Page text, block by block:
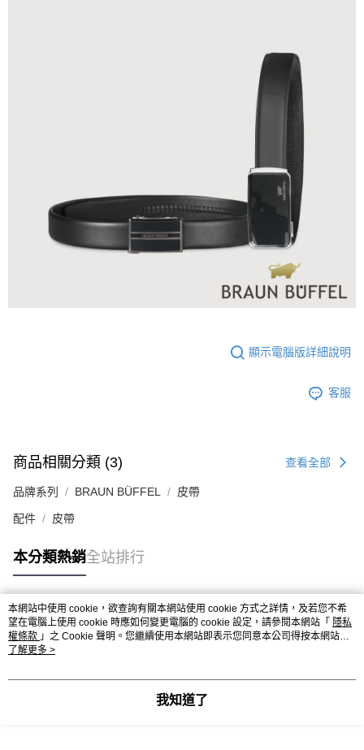
顯示電腦版詳細說明
客服
商品相關分類 (3) 查看全部
品牌系列 BRAUN BÜFFEL 皮帶
配件 皮帶
本分類熱銷全站排行
熱門標籤
本網站中使用 cookie，欲查詢有關本網站使用 cookie 方式之詳情，及若您不希
望在電腦上使用 cookie 時應如何變更電腦的 cookie 設定，請參閱本網站「 隱私
權條款 」之 Cookie 聲明。您繼續使用本網站即表示您同意本公司得按本網站使
用條款之 Cookie 聲明使用 cookie。
了解更多 >
我知道了